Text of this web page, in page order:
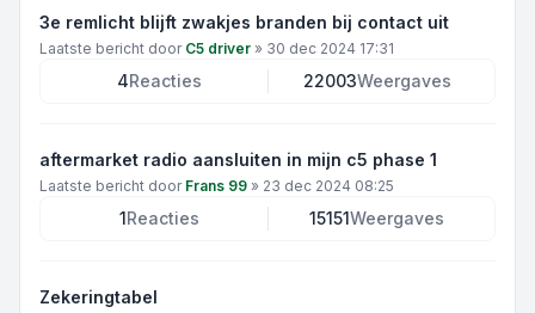
3e remlicht blijft zwakjes branden bij contact uit
Laatste bericht door C5 driver » 30 dec 2024 17:31
4Reacties 22003Weergaves
aftermarket radio aansluiten in mijn c5 phase 1
Laatste bericht door Frans 99 » 23 dec 2024 08:25
1Reacties 15151Weergaves
Zekeringtabel